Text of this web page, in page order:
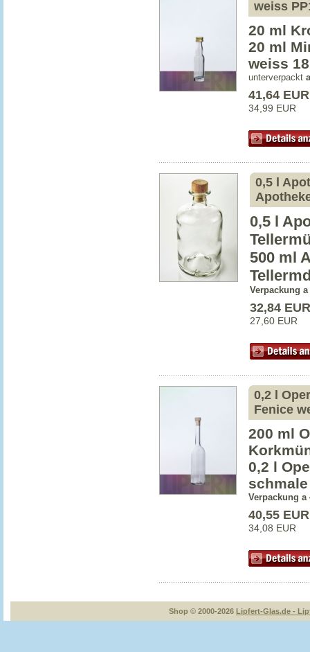
weiss
20 ml
20 ml
weiss
unterverpackt
41,64 EUR
34,99 EUR
0,5 l
0,5 l
500 ml
Verpackung
32,84 EUR
27,60 EUR
0,2 l
Fenice
200 ml
0,2 l
Verpackung a
40,55 EUR
34,08 EUR
Shop © 2000-2026 Lipfert-Glas.de -